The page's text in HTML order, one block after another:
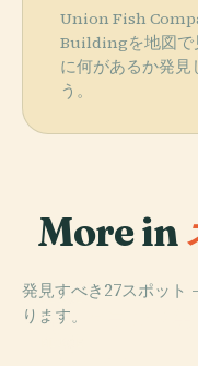
Union Fish
Buildingを地図で
に何があるか発見
う。
More in
発見すべき27スポット
ります。
PLACE
オークランド美